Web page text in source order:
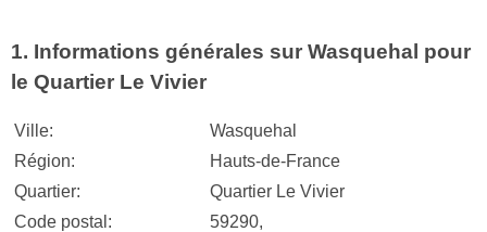
1. Informations générales sur Wasquehal pour
le Quartier Le Vivier
Ville:
Wasquehal
Région:
Hauts-de-France
Quartier:
Quartier Le Vivier
Code postal:
59290,